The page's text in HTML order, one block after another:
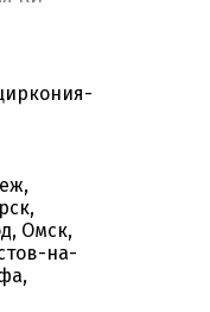
Омск,
на-